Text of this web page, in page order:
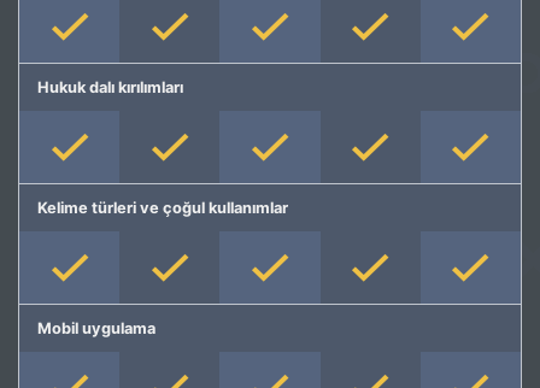
Hukuk dalı kırılımları
Kelime türleri ve çoğul kullanımlar
Mobil uygulama